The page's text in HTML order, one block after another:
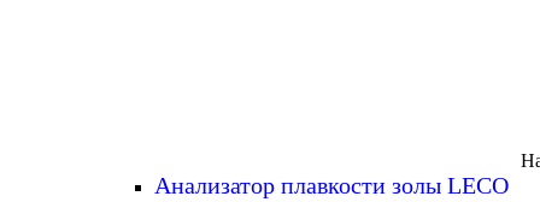
Анализатор плавкости золы LECO